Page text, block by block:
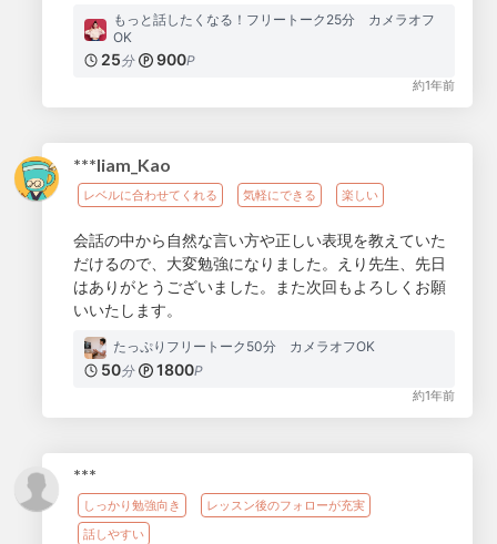
もっと話したくなる！フリートーク25分 カメラオフ
OK
25分 900P
約1年前
***liam_Kao
レベルに合わせてくれる 気軽にできる 楽しい
会話の中から自然な言い方や正しい表現を教えていた
だけるので、大変勉強になりました。えり先生、先日
はありがとうございました。また次回もよろしくお願
いいたします。
たっぷりフリートーク50分 カメラオフOK
50分 1800P
約1年前
***
しっかり勉強向き
レッスン後のフォローが充実
話しやすい